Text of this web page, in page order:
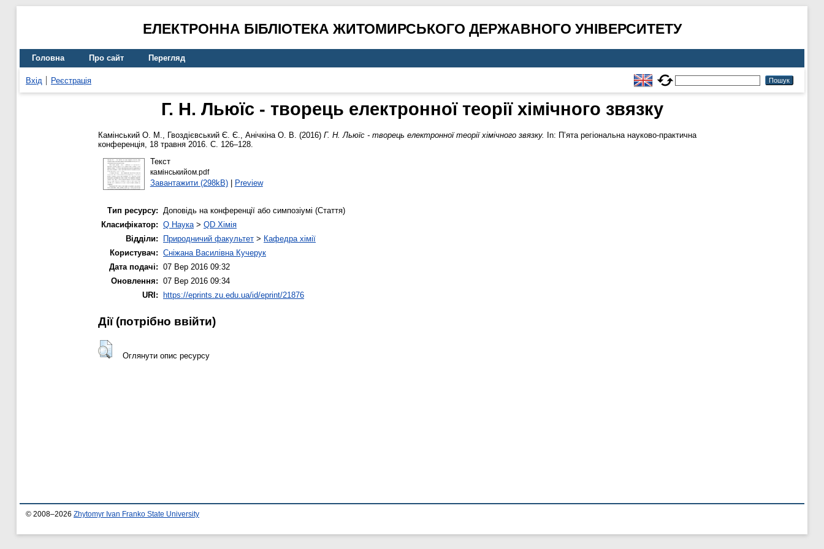
ЕЛЕКТРОННА БІБЛІОТЕКА ЖИТОМИРСЬКОГО ДЕРЖАВНОГО УНІВЕРСИТЕТУ
Головна Про сайт Перегляд
Вхід Реєстрація
Г. Н. Льюїс - творець електронної теорії хімічного звязку
Камінський О. М., Гвоздієвський Є. Є., Анічкіна О. В. (2016) Г. Н. Льюїс - творець електронної теорії хімічного звязку.
In: П’ята регіональна науково-практична
конференція, 18 травня 2016. С. 126–128.
Текст
камінськийом.pdf
Завантажити (298kB)| Preview
Тип ресурсу: Доповідь на конференції або симпозіумі (Стаття)
Класифікатор: Q Наука> QD Хімія
Відділи:
Природничий факультет > Кафедра хімії
Користувач: Сніжана Василівна Кучерук
Дата подачі: 07 Вер 2016 09:32
Оновлення: 07 Вер 2016 09:34
URI:
https://eprints.zu.edu.ua/id/eprint/21876
Дії ​​(потрібно ввійти)
Оглянути опис ресурсу
© 2008–2026 Zhytomyr Ivan Franko State University